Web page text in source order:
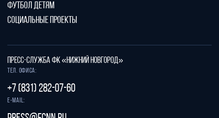
ФУТБОЛ ДЕТЯМ
СОЦИАЛЬНЫЕ ПРОЕКТЫ
ПРЕСС-СЛУЖБА ФК «НИЖНИЙ НОВГОРОД»
Тел. офиса:
+7 (831) 282-07-60
E-mail: